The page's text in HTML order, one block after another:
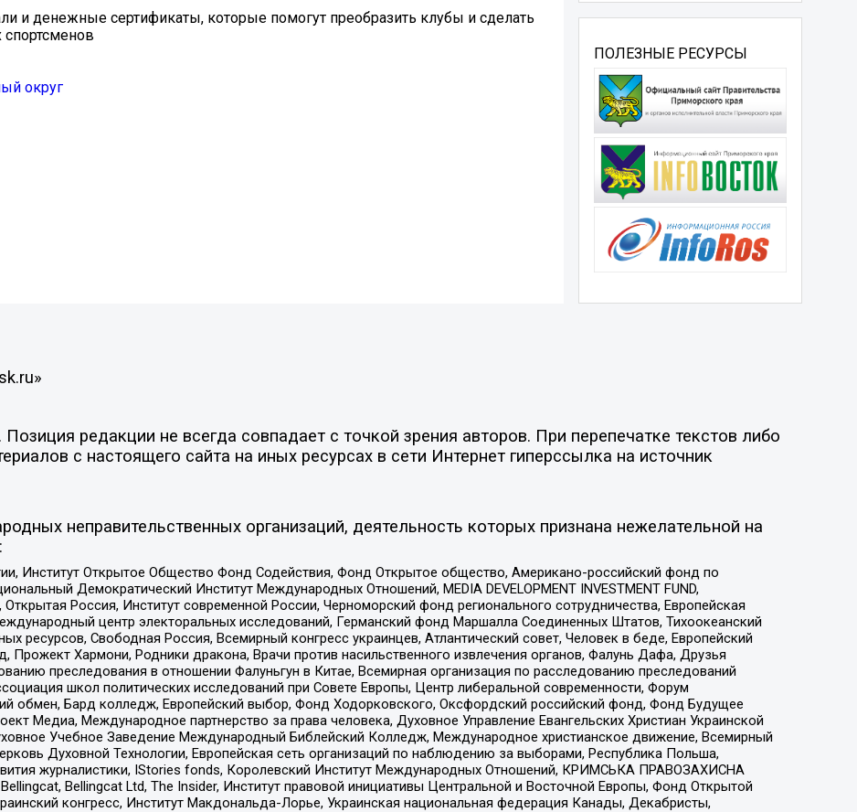
и денежные сертификаты, которые помогут преобразить клубы и сделать
округ
ПОЛЕЗНЫЕ РЕСУРСЫ
редакции не всегда совпадает с точкой зрения авторов. При перепечатке текстов либо
с настоящего сайта на иных ресурсах в сети Интернет гиперссылка на источник
неправительственных организаций, деятельность которых признана нежелательной на
Институт Открытое Общество Фонд Содействия, Фонд Открытое общество, Американо-российский фонд по
Демократический Институт Международных Отношений, MEDIA DEVELOPMENT INVESTMENT FUND,
Россия, Институт современной России, Черноморский фонд регионального сотрудничества, Европейская
центр электоральных исследований, Германский фонд Маршалла Соединенных Штатов, Тихоокеанский
ресурсов, Свободная Россия, Всемирный конгресс украинцев, Атлантический совет, Человек в беде, Европейский
Хармони, Родники дракона, Врачи против насильственного извлечения органов, Фалунь Дафа, Друзья
преследования в отношении Фалуньгун в Китае, Всемирная организация по расследованию преследований
школ политических исследований при Совете Европы, Центр либеральной современности, Форум
обмен, Бард колледж, Европейский выбор, Фонд Ходорковского, Оксфордский российский фонд, Фонд Будущее
Медиа, Международное партнерство за права человека, Духовное Управление Евангельских Христиан Украинской
Учебное Заведение Международный Библейский Колледж, Международное христианское движение, Всемирный
Духовной Технологии, Европейская сеть организаций по наблюдению за выборами, Республика Польша,
журналистики, IStories fonds, Королевский Институт Международных Отношений, КРИМСЬКА ПРАВОЗАХИСНА
Bellingcat Ltd, The Insider, Институт правовой инициативы Центральной и Восточной Европы, Фонд Открытой
конгресс, Институт Макдональда-Лорье, Украинская национальная федерация Канады, Декабристы,